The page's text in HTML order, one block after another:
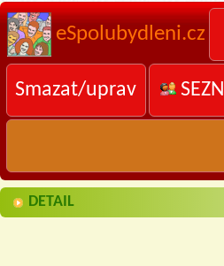
eSpolubydleni.cz
Smazat/uprav
DETAIL